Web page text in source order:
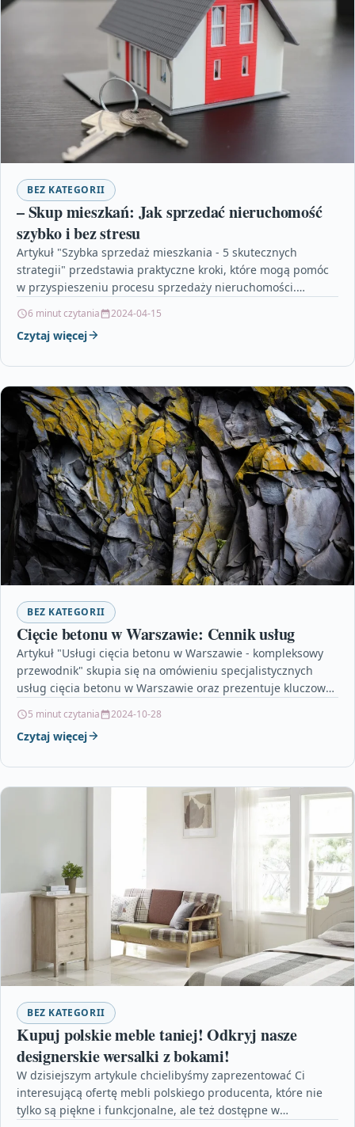
BEZ KATEGORII
– Skup mieszkań: Jak sprzedać nieruchomość
szybko i bez stresu
Artykuł "Szybka sprzedaż mieszkania - 5 skutecznych
strategii" przedstawia praktyczne kroki, które mogą pomóc
w przyspieszeniu procesu sprzedaży nieruchomości.
6 minut czytania 2024-04-15
Czytaj więcej
BEZ KATEGORII
Cięcie betonu w Warszawie: Cennik usług
Artykuł "Usługi cięcia betonu w Warszawie - kompleksowy
przewodnik" skupia się na omówieniu specjalistycznych
usług cięcia betonu w Warszawie oraz prezentuje kluczowe
5 minut czytania 2024-10-28
Czytaj więcej
BEZ KATEGORII
Kupuj polskie meble taniej! Odkryj nasze
designerskie wersalki z bokami!
W dzisiejszym artykule chcielibyśmy zaprezentować Ci
interesującą ofertę mebli polskiego producenta, które nie
tylko są piękne i funkcjonalne, ale też dostępne w